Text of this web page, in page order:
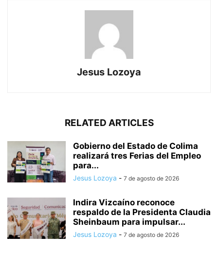
Jesus Lozoya
RELATED ARTICLES
Gobierno del Estado de Colima
realizará tres Ferias del Empleo
para...
Jesus Lozoya - 7 de agosto de 2026
Indira Vizcaíno reconoce
respaldo de la Presidenta Claudia
Sheinbaum para impulsar...
Jesus Lozoya - 7 de agosto de 2026